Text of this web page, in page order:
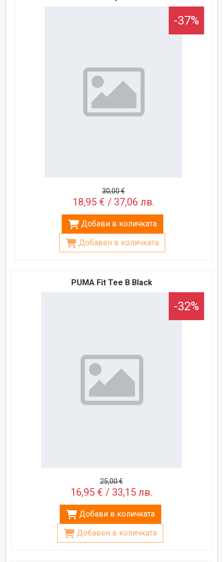
-37%
30,00 €
18,95 € / 37,06 лв.
Добави в количката
Добавен в количката
PUMA Fit Tee B Black
-32%
25,00 €
16,95 € / 33,15 лв.
Добави в количката
Добавен в количката